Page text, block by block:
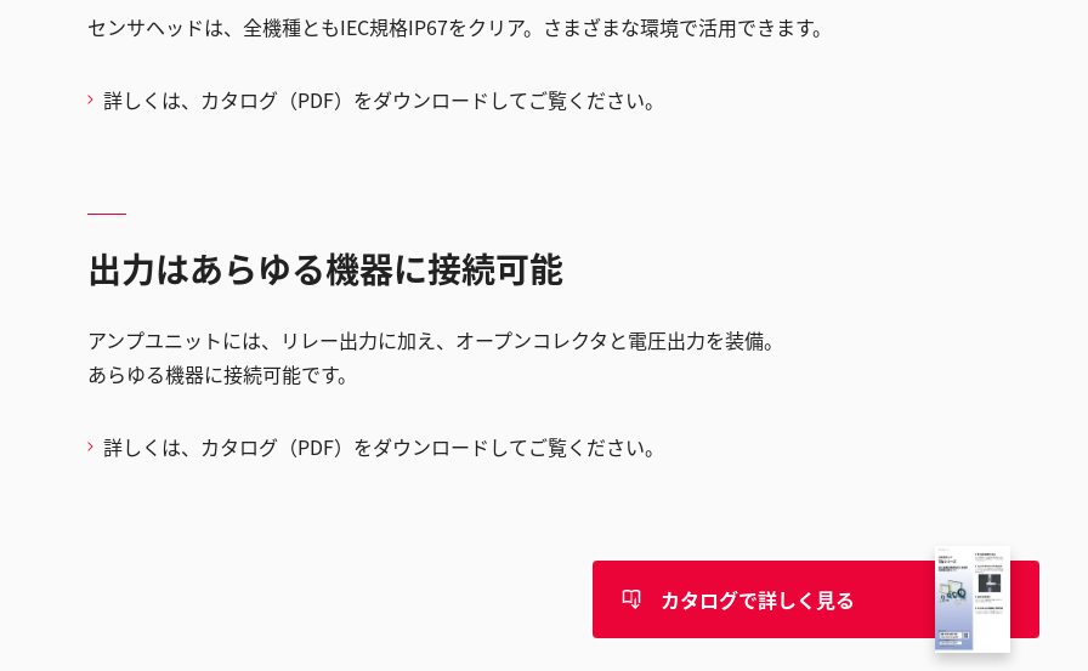
センサヘッドは、全機種ともIEC規格IP67をクリア。さまざまな環境で活用できます。
詳しくは、カタログ（PDF）をダウンロードしてご覧ください。
出力はあらゆる機器に接続可能
アンプユニットには、リレー出力に加え、オープンコレクタと電圧出力を装備。
あらゆる機器に接続可能です。
詳しくは、カタログ（PDF）をダウンロードしてご覧ください。
カタログで詳しく見る